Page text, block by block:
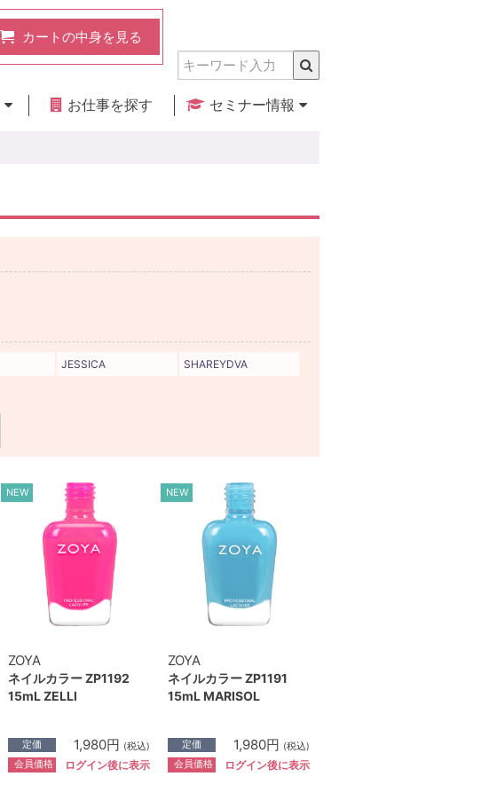
カートの中身を見る
お仕事を探す
セミナー情報
JESSICA SHAREYDVA
NEW
ZOYA
ネイルカラー ZP1192
15mL ZELLI
定価 1,980円 (税込)
会員価格 ログイン後に表示
NEW
ZOYA
ネイルカラー ZP1191
15mL MARISOL
定価 1,980円 (税込)
会員価格 ログイン後に表示